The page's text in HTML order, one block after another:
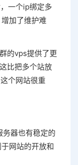
一个ip绑定多
加了维护难
的vps提供了更
比把多个站放
个网站很重
务器也有稳定的
网站的开放和